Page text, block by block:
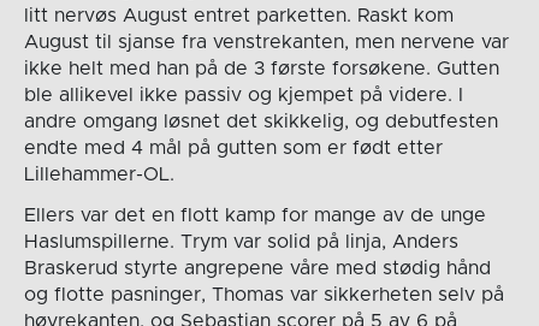
litt nervøs August entret parketten. Raskt kom
August til sjanse fra venstrekanten, men nervene var
ikke helt med han på de 3 første forsøkene. Gutten
ble allikevel ikke passiv og kjempet på videre. I
andre omgang løsnet det skikkelig, og debutfesten
endte med 4 mål på gutten som er født etter
Lillehammer-OL.
Ellers var det en flott kamp for mange av de unge
Haslumspillerne. Trym var solid på linja, Anders
Braskerud styrte angrepene våre med stødig hånd
og flotte pasninger, Thomas var sikkerheten selv på
høyrekanten, og Sebastian scorer på 5 av 6 på